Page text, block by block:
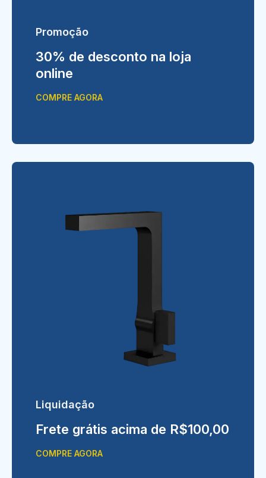
Promoção
30% de desconto na loja
online
COMPRE AGORA
Liquidação
Frete grátis acima de R$100,00
COMPRE AGORA